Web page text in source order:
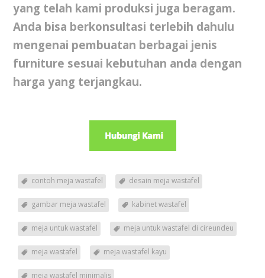
yang telah kami produksi juga beragam.
Anda bisa berkonsultasi terlebih dahulu
mengenai pembuatan berbagai jenis
furniture sesuai kebutuhan anda dengan
harga yang terjangkau.
contoh meja wastafel desain meja wastafel
gambar meja wastafel kabinet wastafel
meja untuk wastafel meja untuk wastafel di cireundeu
meja wastafel meja wastafel kayu
meja wastafel minimalis